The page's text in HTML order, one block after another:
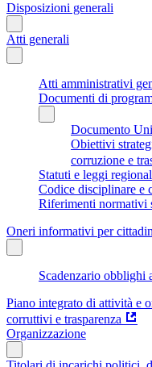
Disposizioni generali
Atti generali
Atti amministrativi
Documenti di
Documento
Obiettivi
corruzione e
Statuti e leggi
Codice disciplinare e
Riferimenti normativi
Oneri informativi per
Scadenzario obblighi
Piano integrato di attività e
corruttivi e trasparenza
Organizzazione